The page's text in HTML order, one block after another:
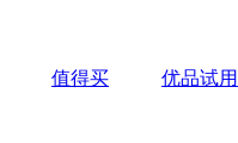
值得买
优品试用